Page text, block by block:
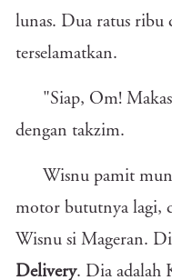
lunas. Dua ratus ribu
terselamatkan.
"Siap, Om!
dengan takzim.
Wisnu pamit
motor bututnya lagi,
Wisnu si Mageran.
Delivery. Dia adalah